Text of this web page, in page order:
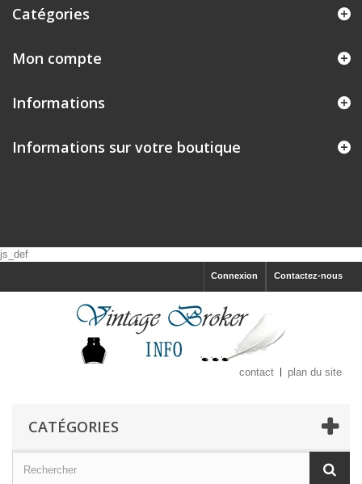
Catégories
Mon compte
Informations
Informations sur votre boutique
js_def
Contactez-nous
Connexion
contact plan du site
CATÉGORIES